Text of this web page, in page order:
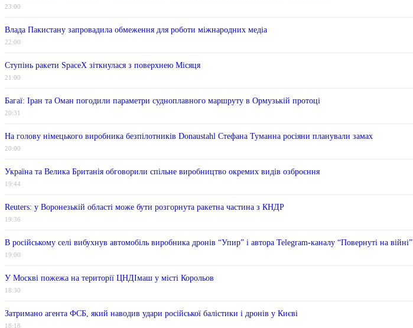
23:00
Влада Пакистану запровадила обмеження для роботи міжнародних медіа
22:00
Ступінь ракети SpaceX зіткнулася з поверхнею Місяця
21:00
Багаї: Іран та Оман погодили параметри судноплавного маршруту в Ормузькій протоці
20:31
На голову німецького виробника безпілотників Donaustahl Стефана Туманна росіяни планували замах
20:00
Україна та Велика Британія обговорили спільне виробництво окремих видів озброєння
19:44
Reuters: у Воронезькій області може бути розгорнута ракетна частина з КНДР
19:36
В російському селі вибухнув автомобіль виробника дронів “Упир” і автора Telegram-каналу “Повернуті на війні”
19:00
У Москві пожежа на території ЦНДІмаш у місті Корольов
18:30
Затримано агента ФСБ, який наводив удари російської балістики і дронів у Києві
18:18